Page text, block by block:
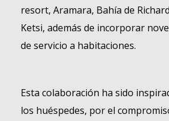
resort, Aramara, Bahía de
Ketsi, además de incorporar
de servicio a habitaciones.
Esta colaboración ha sido
los huéspedes, por el